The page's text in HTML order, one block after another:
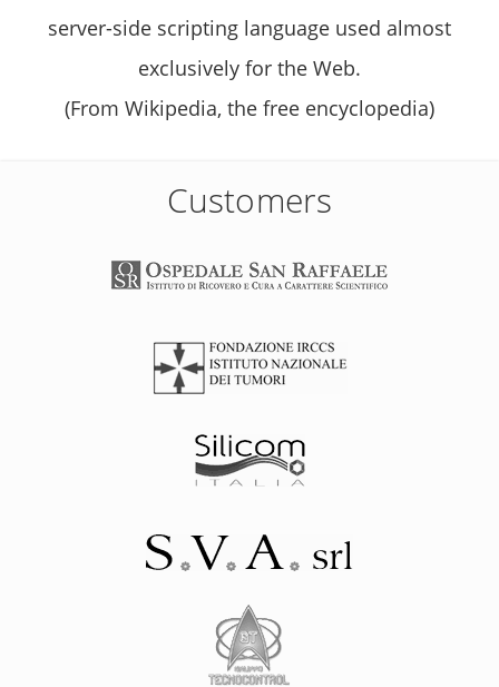
server-side scripting language used almost
exclusively for the Web.
(From Wikipedia, the free encyclopedia)
Customers